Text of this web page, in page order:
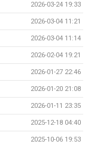
2026-03-24 19:33
2026-03-04 11:21
2026-03-04 11:14
2026-02-04 19:21
2026-01-27 22:46
2026-01-20 21:08
2026-01-11 23:35
2025-12-18 04:40
2025-10-06 19:53